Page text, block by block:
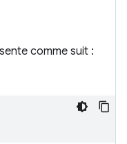
comme suit :